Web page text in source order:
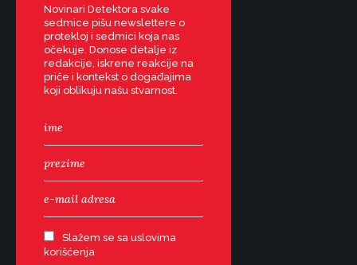
Novinari Detektora svake
sedmice pišu newslettere o
protekloj i sedmici koja nas
očekuje. Donose detalje iz
redakcije, iskrene reakcije na
priče i kontekst o događajima
koji oblikuju našu stvarnost.
Slažem se sa uslovima
korišćenja